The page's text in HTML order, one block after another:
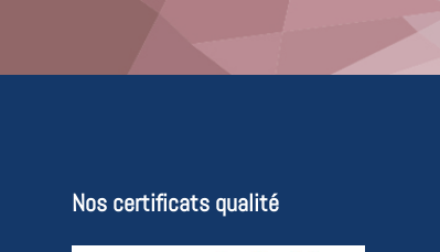
Nos certificats qualité